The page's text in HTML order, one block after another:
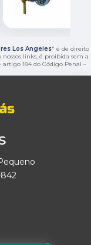
Los Angeles" é de direito
links, é proibida sem a
184 do Código Penal –